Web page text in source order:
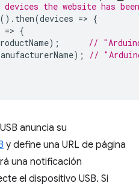
the website has
(). then(devices => {
=> {
);
//
);
//
anuncia su
y define una URL de página
una notificación
el dispositivo USB. Si